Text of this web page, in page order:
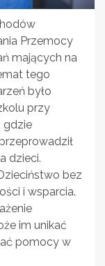
Przemocy
mających na
tego
było
przy
gdzie
dzieci.
bez
i wsparcia.
im unikać
pomocy w